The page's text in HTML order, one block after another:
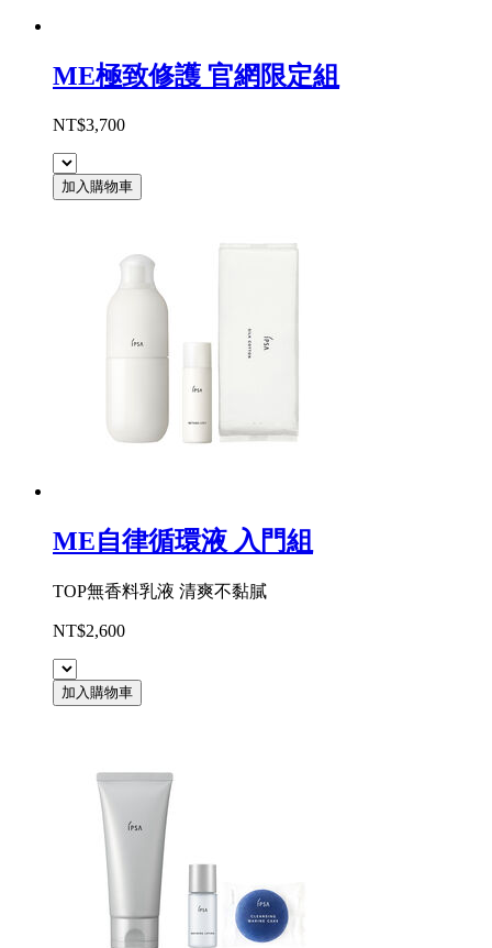
ME極致修護 官網限定組
NT$3,700
加入購物車
ME自律循環液 入門組
TOP無香料乳液 清爽不黏膩
NT$2,600
加入購物車